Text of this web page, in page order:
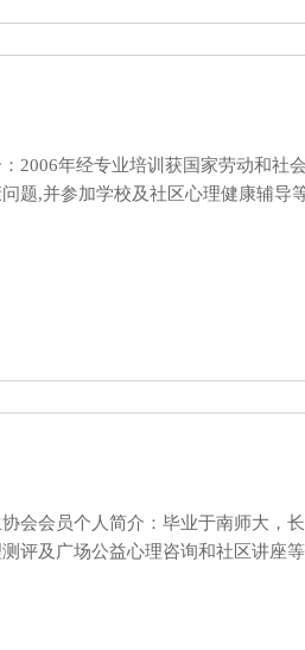
2006年经专业培训获国家劳动和社
题,并参加学校及社区心理健康辅导
会会员个人简介：毕业于南师大，
评及广场公益心理咨询和社区讲座